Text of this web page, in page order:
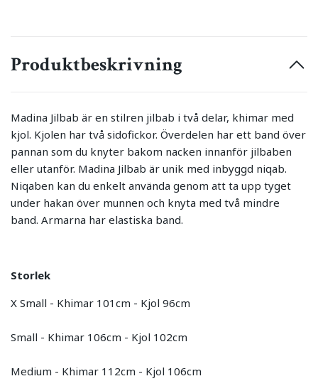
Produktbeskrivning
Madina Jilbab är en stilren jilbab i två delar, khimar med
kjol. Kjolen har två sidofickor. Överdelen har ett band över
pannan som du knyter bakom nacken innanför jilbaben
eller utanför. Madina Jilbab är unik med inbyggd niqab.
Niqaben kan du enkelt använda genom att ta upp tyget
under hakan över munnen och knyta med två mindre
band. Armarna har elastiska band.
Storlek
X Small - Khimar 101cm - Kjol 96cm
Small - Khimar 106cm - Kjol 102cm
Medium - Khimar 112cm - Kjol 106cm